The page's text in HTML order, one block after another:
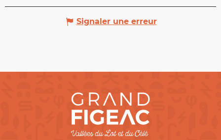
Signaler une erreur